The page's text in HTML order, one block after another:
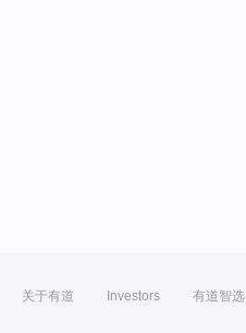
关于有道 Investors 有道智选